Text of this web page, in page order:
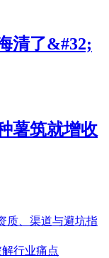
清了&#32;
薯筑就增收
质、渠道与避坑指
行业痛点